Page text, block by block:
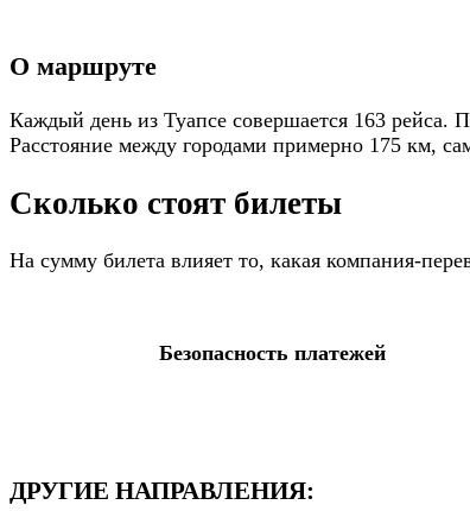
О маршруте
Каждый день из Туапсе совершается 163 рейса.
Расстояние между городами примерно 175 км,
Сколько стоят билеты
На сумму билета влияет то, какая компания-
Безопасность платежей
ДРУГИЕ НАПРАВЛЕНИЯ: